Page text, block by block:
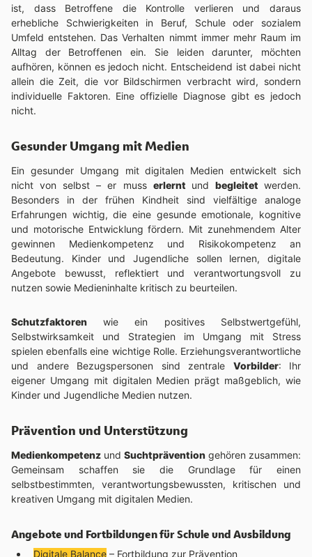
ist, dass Betroffene die Kontrolle verlieren und daraus
erhebliche Schwierigkeiten in Beruf, Schule oder sozialem
Umfeld entstehen. Das Verhalten nimmt immer mehr Raum im
Alltag der Betroffenen ein. Sie leiden darunter, möchten
aufhören, können es jedoch nicht. Entscheidend ist dabei nicht
allein die Zeit, die vor Bildschirmen verbracht wird, sondern
individuelle Faktoren. Eine offizielle Diagnose gibt es jedoch
nicht.
Gesunder Umgang mit Medien
Ein gesunder Umgang mit digitalen Medien entwickelt sich
nicht von selbst – er muss erlernt und begleitetwerden.
Besonders in der frühen Kindheit sind vielfältige analoge
Erfahrungen wichtig, die eine gesunde emotionale, kognitive
und motorische Entwicklung fördern. Mit zunehmendem Alter
gewinnen Medienkompetenz und Risikokompetenz an
Bedeutung. Kinder und Jugendliche sollen lernen, digitale
Angebote bewusst, reflektiert und verantwortungsvoll zu
nutzen sowie Medieninhalte kritisch zu beurteilen.
Schutzfaktoren wie ein positives Selbstwertgefühl,
Selbstwirksamkeit und Strategien im Umgang mit Stress
spielen ebenfalls eine wichtige Rolle. Erziehungsverantwortliche
und andere Bezugspersonen sind zentrale Vorbilder: Ihr
eigener Umgang mit digitalen Medien prägt maßgeblich, wie
Kinder und Jugendliche Medien nutzen.
Prävention und Unterstützung
Medienkompetenz und Suchtprävention gehören zusammen:
Gemeinsam schaffen sie die Grundlage für einen
selbstbestimmten, verantwortungsbewussten, kritischen und
kreativen Umgang mit digitalen Medien.
Angebote und Fortbildungen für Schule und Ausbildung
Digitale Balance – Fortbildung zur Prävention